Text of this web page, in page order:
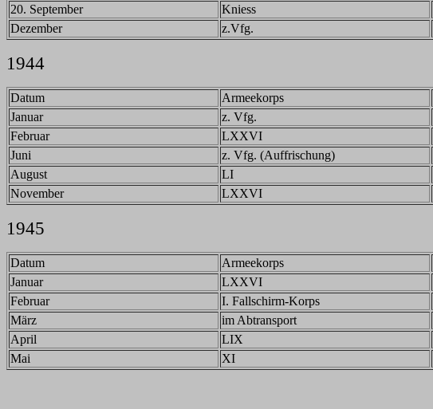
20. September
Kniess
Dezember
z.Vfg.
1944
Datum Armeekorps
Januar
z. Vfg.
Februar
LXXVI
Juni
z. Vfg. (Auffrischung)
August
LI
November
LXXVI
1945
Datum Armeekorps
Januar
LXXVI
Februar
I. Fallschirm-Korps
März
im Abtransport
April
LIX
Mai
XI